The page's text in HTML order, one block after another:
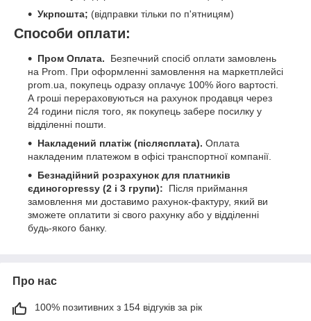
Укрпошта; (відправки тільки по п'ятницям)
Способи оплати:
Пром Оплата. Безпечний спосіб оплати замовлень
на Prom. При оформленні замовлення на маркетплейсі
prom.ua, покупець одразу оплачує 100% його вартості.
А гроші перераховуються на рахунок продавця через
24 години після того, як покупець забере посилку у
відділенні пошти.
Накладений платіж (післясплата). Оплата
накладеним платежом в офісі транспортної компанії.
Безнадійний розрахунок для платників
єдиногоpressу (2 і 3 групи):
Після приймання
замовлення ми доставимо рахунок-фактуру, який ви
зможете оплатити зі свого рахунку або у відділенні
будь-якого банку.
Про нас
100% позитивних з 154 відгуків за рік